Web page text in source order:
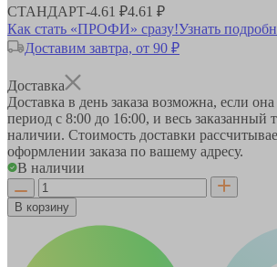
СТАНДАРТ-4.61 ₽4.61 ₽
Как стать «ПРОФИ» сразу!Узнать
Доставим завтра, от 90 ₽
Доставка
Доставка в день заказа возможна, если
период с 8:00 до 16:00, и весь заказанный
наличии. Стоимость доставки
оформлении заказа по вашему адресу.
В наличии
В корзину